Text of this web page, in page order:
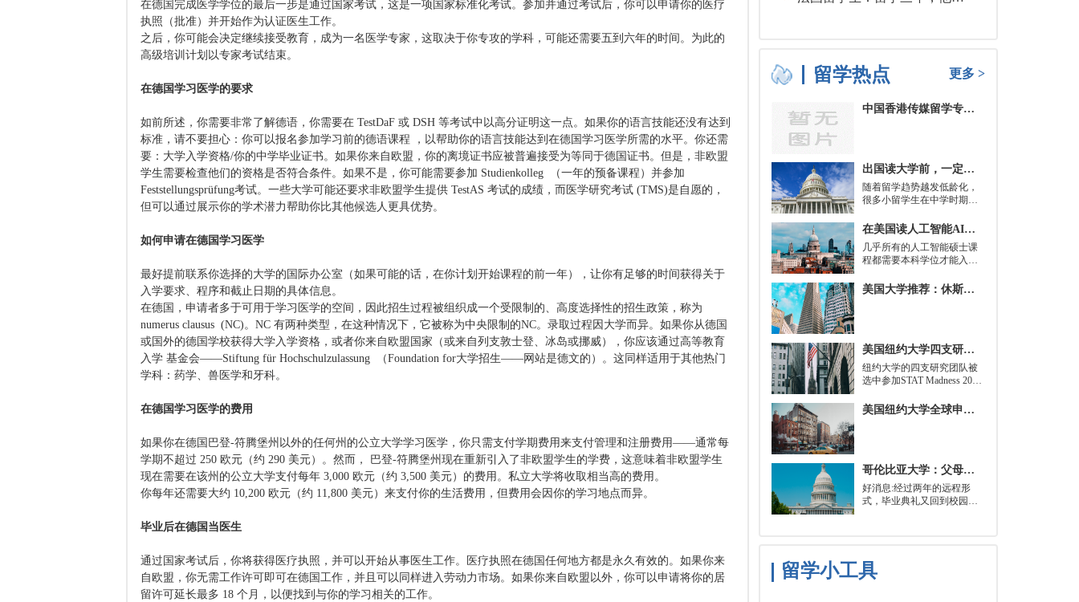
在德国完成医学学位的最后一步是通过国家考试，这是一项国家标准化考试。参加并通过考试后，你可以申请你的医疗
执照（批准）并开始作为认证医生工作。
之后，你可能会决定继续接受教育，成为一名医学专家，这取决于你专攻的学科，可能还需要五到六年的时间。为此的
高级培训计划以专家考试结束。
在德国学习医学的要求
如前所述，你需要非常了解德语，你需要在 TestDaF 或 DSH 等考试中以高分证明这一点。如果你的语言技能还没有达到
标准，请不要担心：你可以报名参加学习前的德语课程 ，以帮助你的语言技能达到在德国学习医学所需的水平。你还需
要：大学入学资格/你的中学毕业证书。如果你来自欧盟，你的离境证书应被普遍接受为等同于德国证书。但是，非欧盟
学生需要检查他们的资格是否符合条件。如果不是，你可能需要参加 Studienkolleg （一年的预备课程）并参加
Feststellungsprüfung考试。一些大学可能还要求非欧盟学生提供 TestAS 考试的成绩，而医学研究考试 (TMS)是自愿的，
但可以通过展示你的学术潜力帮助你比其他候选人更具优势。
如何申请在德国学习医学
最好提前联系你选择的大学的国际办公室（如果可能的话，在你计划开始课程的前一年），让你有足够的时间获得关于
入学要求、程序和截止日期的具体信息。
在德国，申请者多于可用于学习医学的空间，因此招生过程被组织成一个受限制的、高度选择性的招生政策，称为
numerus clausus (NC)。NC 有两种类型，在这种情况下，它被称为中央限制的NC。录取过程因大学而异。如果你从德国
或国外的德国学校获得大学入学资格，或者你来自欧盟国家（或来自列支敦士登、冰岛或挪威），你应该通过高等教育
入学 基金会——Stiftung für Hochschulzulassung （Foundation for大学招生——网站是德文的）。这同样适用于其他热门
学科：药学、兽医学和牙科。
在德国学习医学的费用
如果你在德国巴登-符腾堡州以外的任何州的公立大学学习医学，你只需支付学期费用来支付管理和注册费用——通常每
学期不超过 250 欧元（约 290 美元）。然而， 巴登-符腾堡州现在重新引入了非欧盟学生的学费，这意味着非欧盟学生
现在需要在该州的公立大学支付每年 3,000 欧元（约 3,500 美元）的费用。私立大学将收取相当高的费用。
你每年还需要大约 10,200 欧元（约 11,800 美元）来支付你的生活费用，但费用会因你的学习地点而异。
毕业后在德国当医生
通过国家考试后，你将获得医疗执照，并可以开始从事医生工作。医疗执照在德国任何地方都是永久有效的。如果你来
自欧盟，你无需工作许可即可在德国工作，并且可以同样进入劳动力市场。如果你来自欧盟以外，你可以申请将你的居
留许可延长最多 18 个月，以便找到与你的学习相关的工作。
留学热点 更多 >
中国香港传媒留学专业分类及申请要求
出国读大学前，一定要培养的基本生活技能有哪些？
随着留学趋势越发低龄化，
很多小留学生在中学时期就
其实都是为了大学生活做准
在美国读人工智能AI硕士入学条件及大学推荐
几乎所有的人工智能硕士课
程都需要本科学位才能入
需要特定领域的本科学位。
下，你只需要一个理论基础
就可以开始就读这类项目：
即先参加几门先修课程，通
常包括程序语言，如
Python、微积分和计算机科
学相关课程。
美国大学推荐：休斯顿的大学
美国纽约大学四支研究团队被选中参加STAT Madness 2022竞赛
​纽约大学的四支研究团队被
选中参加STAT Madness 2022
三月疯狂启发的健康和科学
美国纽约大学全球申请群体规模不断扩大
哥伦比亚大学：父母参加毕业典礼可以做什么？
好消息:经过两年的远程形
式，毕业典礼又回到校园了!
旅行，或者如果你想和你的
朋友们共度时光，也许你可
留学小工具